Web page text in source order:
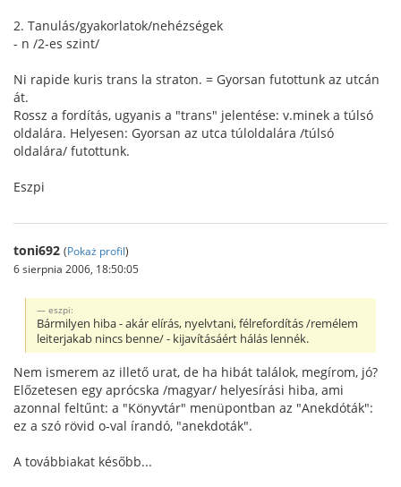
2. Tanulás/gyakorlatok/nehézségek
- n /2-es szint/
Ni rapide kuris trans la straton. = Gyorsan futottunk az utcán
át.
Rossz a fordítás, ugyanis a "trans" jelentése: v.minek a túlsó
oldalára. Helyesen: Gyorsan az utca túloldalára /túlsó
oldalára/ futottunk.
Eszpi
toni692 (Pokaż profil)
6 sierpnia 2006, 18:50:05
eszpi:
Bármilyen hiba - akár elírás, nyelvtani, félrefordítás /remélem
leiterjakab nincs benne/ - kijavításáért hálás lennék.
Nem ismerem az illető urat, de ha hibát találok, megírom, jó?
Előzetesen egy aprócska /magyar/ helyesírási hiba, ami
azonnal feltűnt: a "Könyvtár" menüpontban az "Anekdóták":
ez a szó rövid o-val írandó, "anekdoták".
A továbbiakat később...